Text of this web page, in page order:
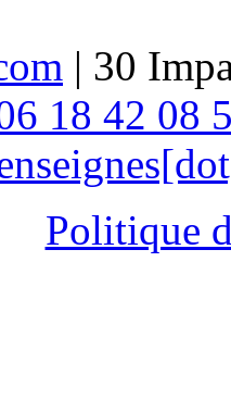
| 30
18 42 08
Politique